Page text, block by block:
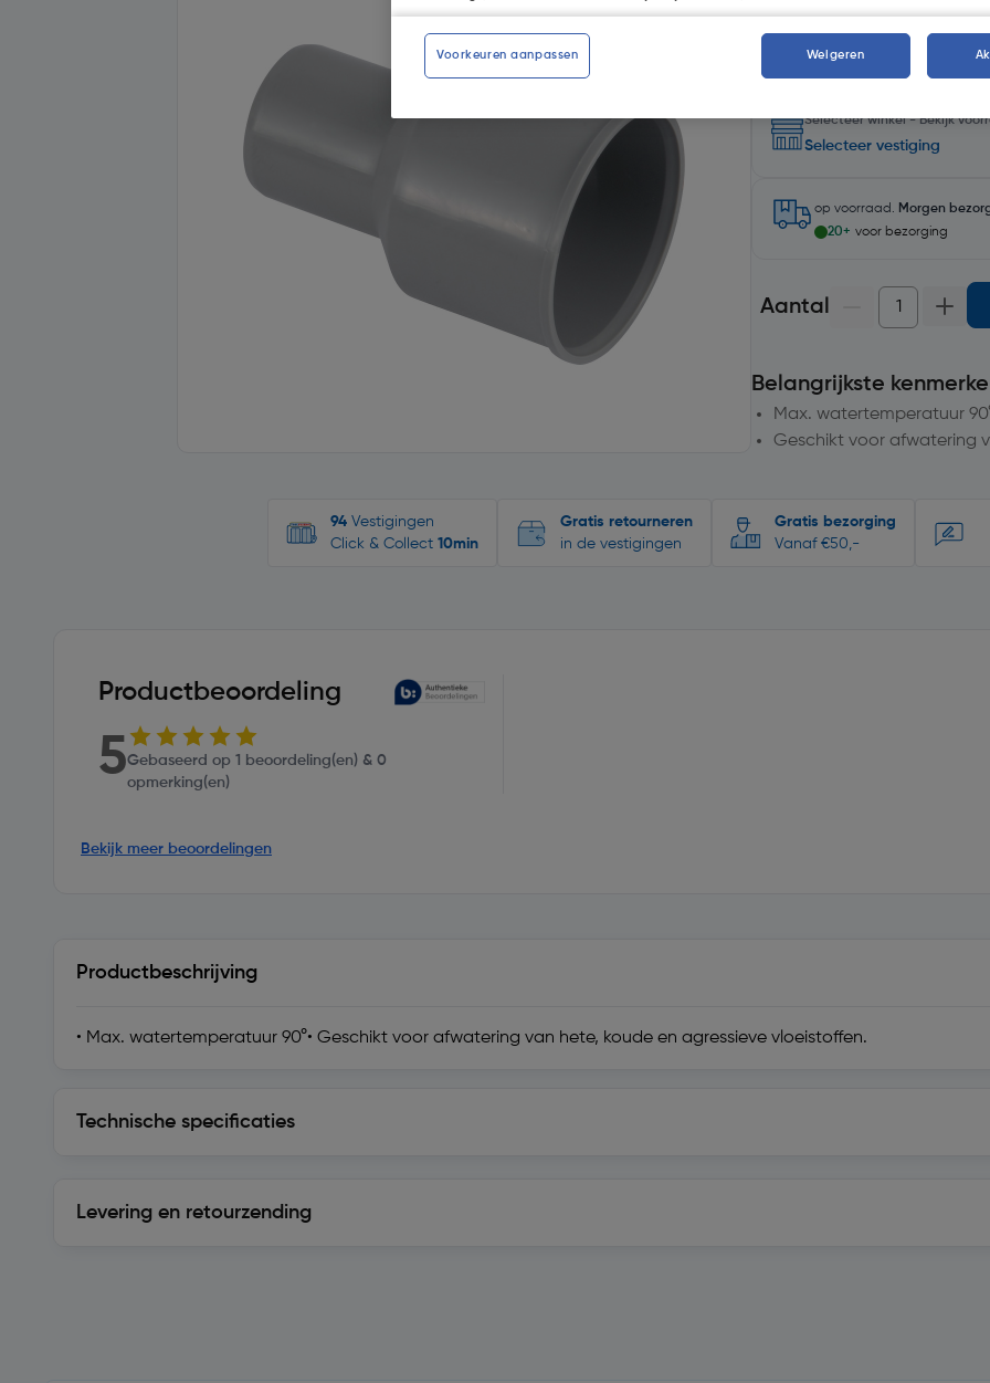
Selecteer winkel - Bekijk
Selecteer vestiging
op voorraad. Morgen
20+ voor bezorging
Aantal
Belangrijkste
Max. watertemperatuur
Geschikt voor afwatering
94 Vestigingen
Click & Collect 10min
Gratis retourneren
in de vestigingen
Gratis bezorging
Vanaf €50,-
Productbeoordeling
5Gebaseerd op 1 beoordeling(en) & 0
opmerking(en)
Bekijk meer beoordelingen
Productbeschrijving
• Max. watertemperatuur 90°• Geschikt voor afwatering van hete, koude en agressieve vloeistoffen.
Technische specificaties
Levering en retourzending
Voorkeuren aanpassen Weigeren